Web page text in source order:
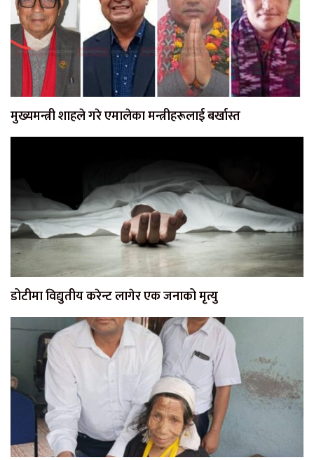
मुख्यमन्त्री शाहले गरे एमालेका मन्त्रीहरूलाई बर्खास्त
डोटीमा विद्युतीय करेन्ट लागेर एक जनाको मृत्यु